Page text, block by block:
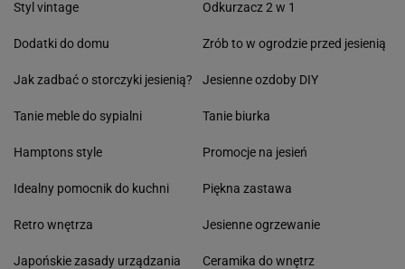
Styl vintage
Dodatki do domu
Jak zadbać o storczyki jesienią?
Tanie meble do sypialni
Hamptons style
Idealny pomocnik do kuchni
Retro wnętrza
Japońskie zasady urządzania
Odkurzacz 2 w 1
Zrób to w ogrodzie przed jesienią
Jesienne ozdoby DIY
Tanie biurka
Promocje na jesień
Piękna zastawa
Jesienne ogrzewanie
Ceramika do wnętrz